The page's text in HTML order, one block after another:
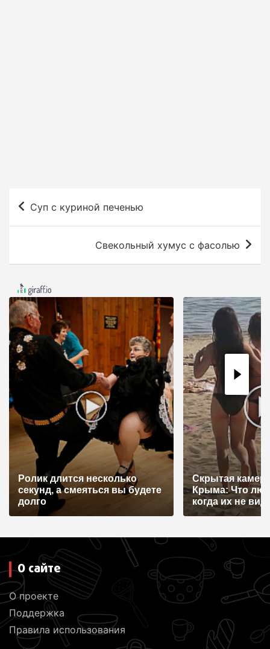
а
ц
и
я
п
о
з
а
п
с
Суп с куриной печенью
Свекольный хумус с фасолью
Ролик длится несколько
секунд, а смеяться вы будете
долго
Скрытая
Крыма: Что
когда их не
О сайте
О проекте
Поддержка
Правила использования